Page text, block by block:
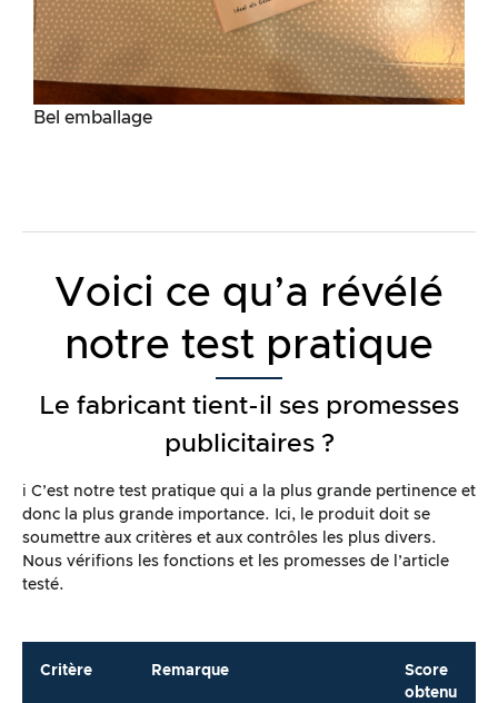
Bel emballage
Voici ce qu’a révélé
notre test pratique
Le fabricant tient-il ses promesses
publicitaires ?
ℹ️ C’est notre test pratique qui a la plus grande pertinence et
donc la plus grande importance. Ici, le produit doit se
soumettre aux critères et aux contrôles les plus divers.
Nous vérifions les fonctions et les promesses de l’article
testé.
Critère Remarque
Score
obtenu